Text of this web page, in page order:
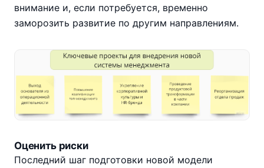
внимание и, если потребуется, временно
заморозить развитие по другим направлениям.
Оценить риски
Последний шаг подготовки новой модели